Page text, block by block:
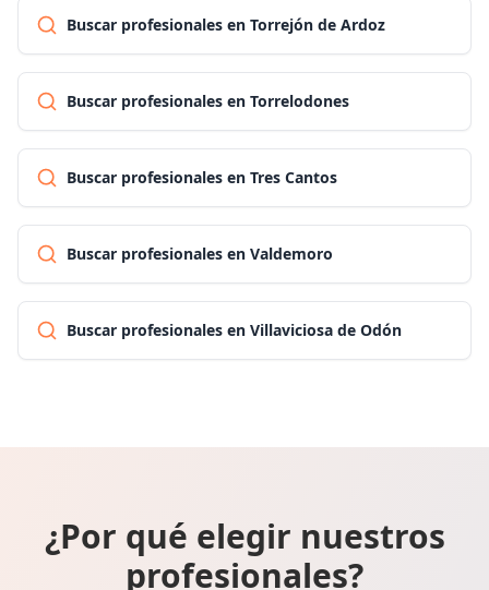
Buscar profesionales en Torrejón de Ardoz
Buscar profesionales en Torrelodones
Buscar profesionales en Tres Cantos
Buscar profesionales en Valdemoro
Buscar profesionales en Villaviciosa de Odón
¿Por qué elegir nuestros
profesionales?